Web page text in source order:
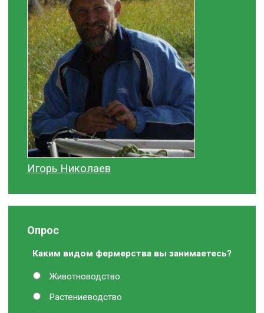
Игорь Николаев
Опрос
Каким видом фермерства вы занимаетесь?
Животноводство
Растениеводство